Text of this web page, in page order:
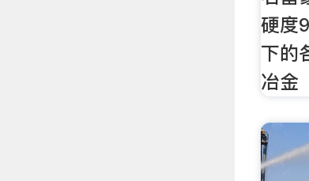
硬度
下的
冶金